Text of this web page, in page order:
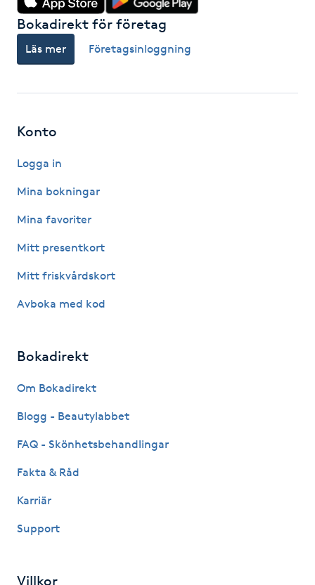
Pedikyr
Pensionärklippning
Permanent hårborttagning
Personal shopper
Personlig tränare
Pigmentfläckar
Plastikkirurgi
Power Yoga
Bokadirekt för företag
Läs mer Företagsinloggning
Konto
Logga in
Mina bokningar
Mina favoriter
Mitt presentkort
Mitt friskvårdskort
Avboka med kod
Bokadirekt
Om Bokadirekt
Blogg - Beautylabbet
FAQ - Skönhetsbehandlingar
Fakta & Råd
Karriär
Support
Villkor